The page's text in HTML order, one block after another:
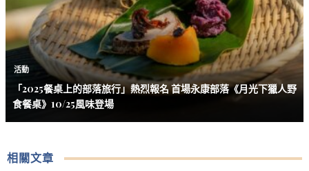
活動
「2025餐桌上的部落旅行」熱烈報名 首場永康部落《月光下獵人野
食餐桌》10/25風味登場
相關文章